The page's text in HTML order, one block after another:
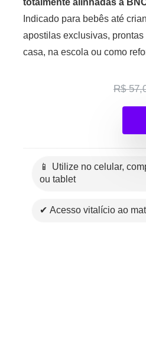
totalmente alinhadas à
Indicado para bebês até
apostilas exclusivas,
casa, na escola ou como
R$
📱 Utilize no celular, computador
ou tablet
✔ Acesso vitalício ao